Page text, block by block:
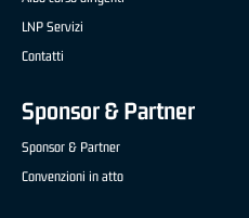
LNP Servizi
Contatti
Sponsor & Partner
Sponsor & Partner
Convenzioni in atto